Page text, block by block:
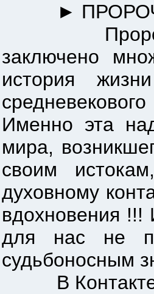
►
заключено
история
Именно эта
мира,
своим
духовному
вдохновения !!!
для нас не
судьбоносным
В